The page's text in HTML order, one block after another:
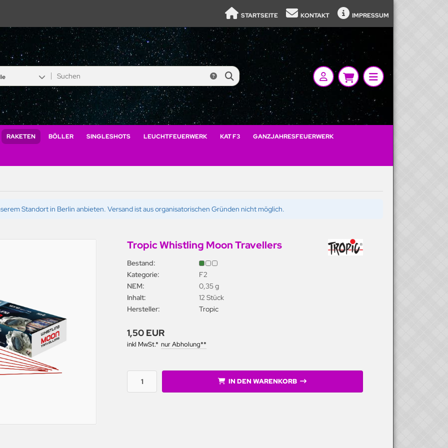
STARTSEITE KONTAKT IMPRESSUM
RAKETEN BÖLLER SINGLESHOTS LEUCHTFEUERWERK KAT F3 GANZJAHRESFEUERWERK
Standort in Berlin anbieten. Versand ist aus organisatorischen Gründen nicht möglich.
Tropic Whistling Moon Travellers
Bestand:
Kategorie:
F2
NEM:
0,35 g
Inhalt:
12 Stück
Hersteller:
Tropic
1,50 EUR
inkl MwSt.* nur Abholung**
IN DEN WARENKORB